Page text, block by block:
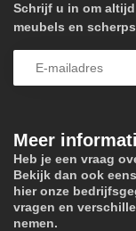
Meer
Heb je een vraag
Bekijk dan ook
hier onze
vragen en
nemen.
Schrijf u in om
meubels en